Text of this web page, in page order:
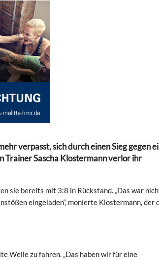
verpasst, sich durch einen Sieg gegen
Sascha Klostermann verlor ihr
sie bereits mit 3:8 in Rückstand. „Das war
eingeladen“, monierte Klostermann, der
Welle zu fahren. „Das haben wir für eine